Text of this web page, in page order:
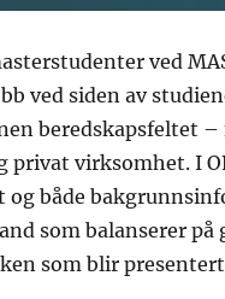
ved
ved siden av
beredskapsfeltet
virksomhet. I
og både
som balanserer på
som blir